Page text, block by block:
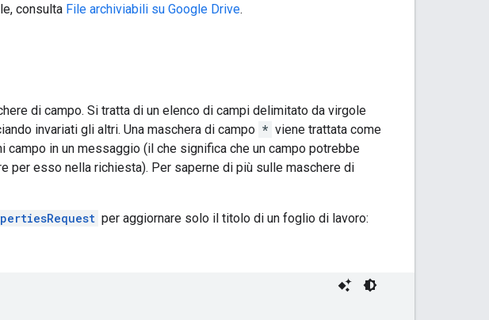
consulta File archiviabili su Google Drive.
di campo. Si tratta di un elenco di campi delimitato da virgole
invariati gli altri. Una maschera di campo * viene trattata come
campo in un messaggio (il che significa che un campo potrebbe
per esso nella richiesta). Per saperne di più sulle maschere di
per aggiornare solo il titolo di un foglio di lavoro: